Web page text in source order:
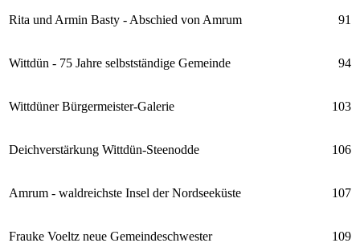
Rita und Armin Basty - Abschied von Amrum 91
Wittdün - 75 Jahre selbstständige Gemeinde 94
Wittdüner Bürgermeister-Galerie 103
Deichverstärkung Wittdün-Steenodde 106
Amrum - waldreichste Insel der Nordseeküste 107
Frauke Voeltz neue Gemeindeschwester 109